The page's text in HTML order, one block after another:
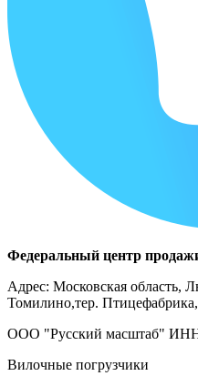
Федеральный центр
Адрес: Московская область,
Томилино,тер.
ООО "Русский масштаб" ИНН
Вилочные погрузчики